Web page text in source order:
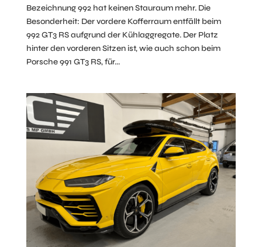
Bezeichnung 992 hat keinen Stauraum mehr. Die
Besonderheit: Der vordere Kofferraum entfällt beim
992 GT3 RS aufgrund der Kühlaggregate. Der Platz
hinter den vorderen Sitzen ist, wie auch schon beim
Porsche 991 GT3 RS, für...